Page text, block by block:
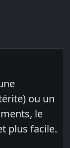
ou un
le
plus facile.